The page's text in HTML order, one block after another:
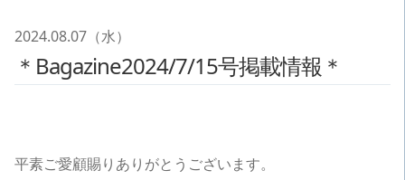
2024.08.07（水）
＊Bagazine2024/7/15号掲載情報＊
平素ご愛顧賜りありがとうございます。